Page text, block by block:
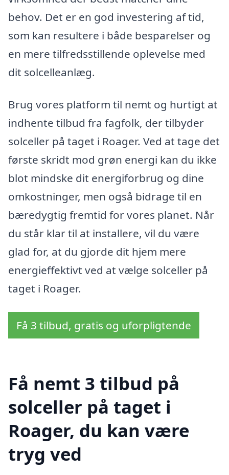
behov. Det er en god investering af tid,
som kan resultere i både besparelser og
en mere tilfredsstillende oplevelse med
dit solcelleanlæg.
Brug vores platform til nemt og hurtigt at
indhente tilbud fra fagfolk, der tilbyder
solceller på taget i Roager. Ved at tage det
første skridt mod grøn energi kan du ikke
blot mindske dit energiforbrug og dine
omkostninger, men også bidrage til en
bæredygtig fremtid for vores planet. Når
du står klar til at installere, vil du være
glad for, at du gjorde dit hjem mere
energieffektivt ved at vælge solceller på
taget i Roager.
Få 3 tilbud, gratis og uforpligtende
Få nemt 3 tilbud på
solceller på taget i
Roager, du kan være
tryg ved